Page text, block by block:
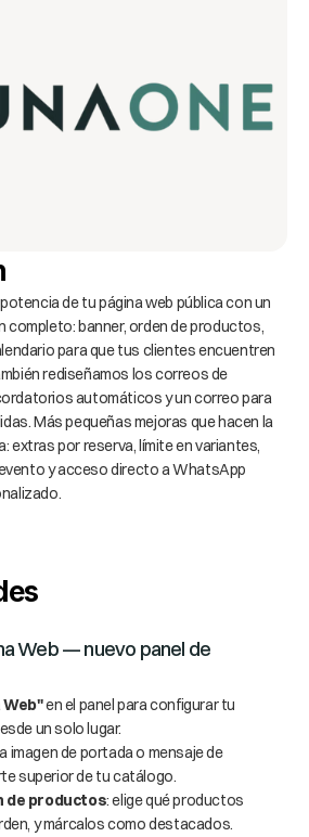
de tu página web pública con un
completo: banner, orden de productos,
para que tus clientes encuentren
rediseñamos los correos de
automáticos y un correo para
Más pequeñas mejoras que hacen la
extras por reserva, límite en variantes,
y acceso directo a WhatsApp
Web — nuevo panel de
Web" en el panel para configurar tu
un solo lugar.
imagen de portada o mensaje de
superior de tu catálogo.
de productos: elige qué productos
y márcalos como destacados.